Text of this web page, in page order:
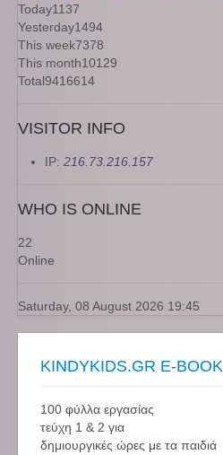
Today1137
Yesterday1494
This week7378
This month10129
Total9416614
VISITOR INFO
IP: 216.73.216.157
WHO IS ONLINE
22
Online
Saturday, 08 August 2026 19:45
KINDYKIDS.GR E-BOOK
100 φύλλα εργασίας
τεύχη 1 & 2 για
δημιουργικές ώρες με τα παιδιά